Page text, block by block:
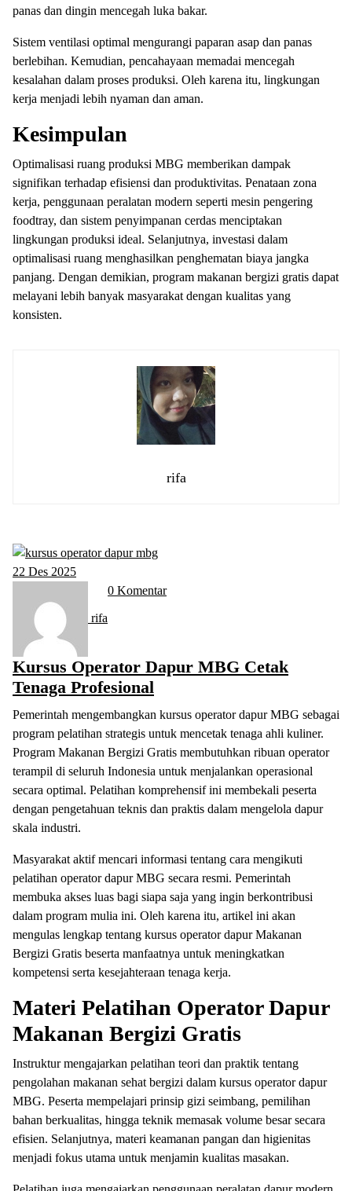
panas dan dingin mencegah luka bakar.
Sistem ventilasi optimal mengurangi paparan asap dan panas
berlebihan. Kemudian, pencahayaan memadai mencegah
kesalahan dalam proses produksi. Oleh karena itu, lingkungan
kerja menjadi lebih nyaman dan aman.
Kesimpulan
Optimalisasi ruang produksi MBG memberikan dampak
signifikan terhadap efisiensi dan produktivitas. Penataan zona
kerja, penggunaan peralatan modern seperti mesin pengering
foodtray, dan sistem penyimpanan cerdas menciptakan
lingkungan produksi ideal. Selanjutnya, investasi dalam
optimalisasi ruang menghasilkan penghematan biaya jangka
panjang. Dengan demikian, program makanan bergizi gratis dapat
melayani lebih banyak masyarakat dengan kualitas yang
konsisten.
rifa
22 Des 2025
rifa
0 Komentar
Kursus Operator Dapur MBG Cetak
Tenaga Profesional
Pemerintah mengembangkan kursus operator dapur MBG sebagai
program pelatihan strategis untuk mencetak tenaga ahli kuliner.
Program Makanan Bergizi Gratis membutuhkan ribuan operator
terampil di seluruh Indonesia untuk menjalankan operasional
secara optimal. Pelatihan komprehensif ini membekali peserta
dengan pengetahuan teknis dan praktis dalam mengelola dapur
skala industri.
Masyarakat aktif mencari informasi tentang cara mengikuti
pelatihan operator dapur MBG secara resmi. Pemerintah
membuka akses luas bagi siapa saja yang ingin berkontribusi
dalam program mulia ini. Oleh karena itu, artikel ini akan
mengulas lengkap tentang kursus operator dapur Makanan
Bergizi Gratis beserta manfaatnya untuk meningkatkan
kompetensi serta kesejahteraan tenaga kerja.
Materi Pelatihan Operator Dapur
Makanan Bergizi Gratis
Instruktur mengajarkan pelatihan teori dan praktik tentang
pengolahan makanan sehat bergizi dalam kursus operator dapur
MBG. Peserta mempelajari prinsip gizi seimbang, pemilihan
bahan berkualitas, hingga teknik memasak volume besar secara
efisien. Selanjutnya, materi keamanan pangan dan higienitas
menjadi fokus utama untuk menjamin kualitas masakan.